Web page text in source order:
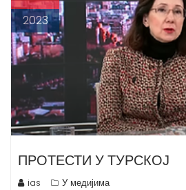
2023
ПРОТЕСТИ У ТУРСКОЈ
ias У медијима